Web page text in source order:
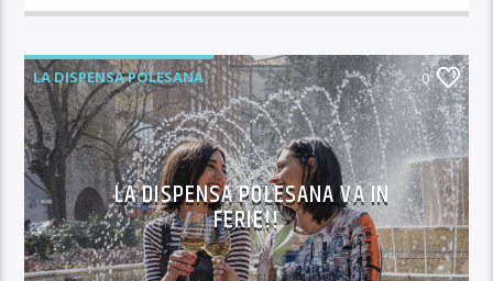
LA DISPENSA POLESANA 0
LA DISPENSA POLESANA VA IN
FERIE!!